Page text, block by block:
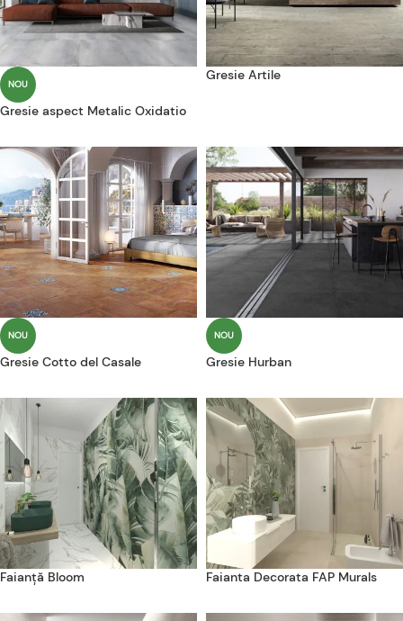
NOU
Gresie aspect Metalic Oxidatio
Gresie Artile
NOU
Gresie Cotto del Casale
NOU
Gresie Hurban
Faianță Bloom Faianta Decorata FAP Murals